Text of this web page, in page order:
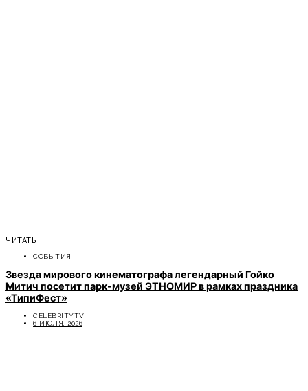
ЧИТАТЬ
СОБЫТИЯ
Звезда мирового кинематографа легендарный Гойко
Митич посетит парк-музей ЭТНОМИР в рамках праздника
«ТипиФест»
CELEBRITYTV
6 ИЮЛЯ, 2026